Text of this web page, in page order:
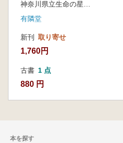
神奈川県立生命の星・地球博物館 編
有隣堂
新刊 取り寄せ
1,760円
古書 1 点
880 円
本を探す